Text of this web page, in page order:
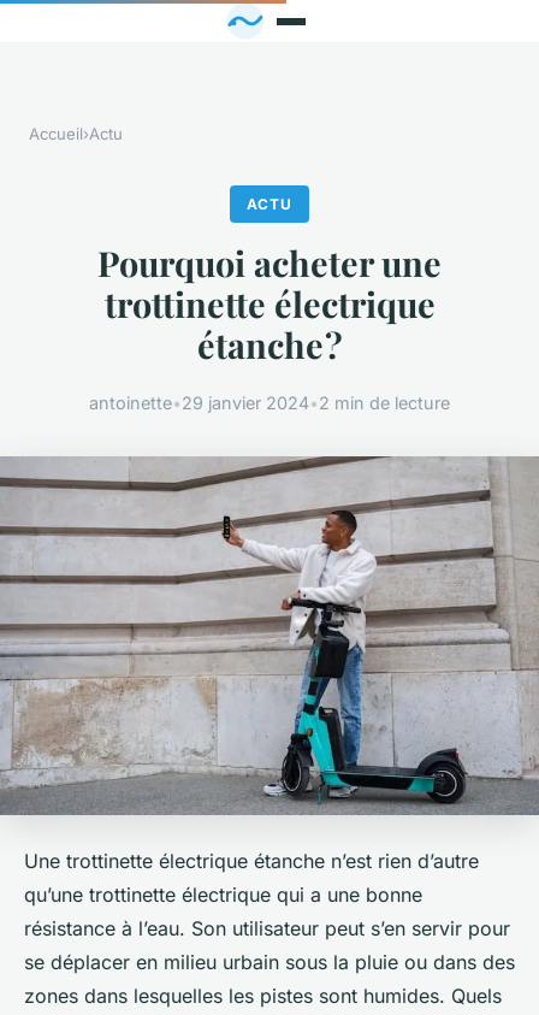
Accueil›Actu
ACTU
Pourquoi acheter une
trottinette électrique
étanche ?
antoinette•29 janvier 2024•2 min de lecture
Une trottinette électrique étanche n’est rien d’autre
qu’une trottinette électrique qui a une bonne
résistance à l’eau. Son utilisateur peut s’en servir pour
se déplacer en milieu urbain sous la pluie ou dans des
zones dans lesquelles les pistes sont humides. Quels